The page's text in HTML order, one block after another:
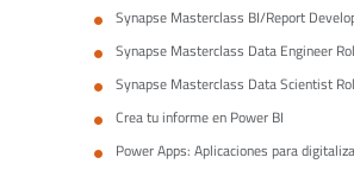
Synapse Masterclass BI/Report
Synapse Masterclass Data Engineer
Synapse Masterclass Data Scientist
Crea tu informe en Power BI
Power Apps: Aplicaciones para